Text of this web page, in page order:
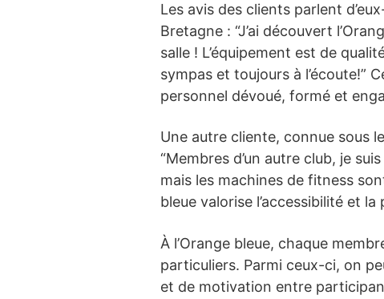
Les avis des clients parlent
Bretagne : “J’ai découvert
salle ! L’équipement est de
sympas et toujours à l’écoute!”
personnel dévoué, formé et
Une autre cliente, connue sous
“Membres d’un autre club, je
mais les machines de fitness
bleue valorise l’accessibilité et
À l’Orange bleue, chaque
particuliers. Parmi ceux-ci, on
et de motivation entre